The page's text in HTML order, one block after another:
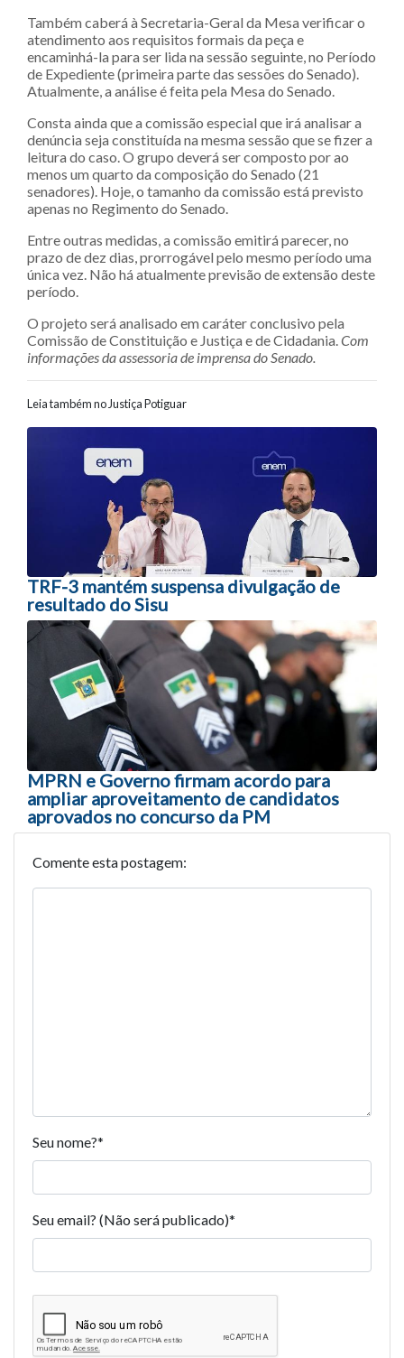
Também caberá à Secretaria-Geral da Mesa verificar o
atendimento aos requisitos formais da peça e
encaminhá-la para ser lida na sessão seguinte, no Período
de Expediente (primeira parte das sessões do Senado).
Atualmente, a análise é feita pela Mesa do Senado.
Consta ainda que a comissão especial que irá analisar a
denúncia seja constituída na mesma sessão que se fizer a
leitura do caso. O grupo deverá ser composto por ao
menos um quarto da composição do Senado (21
senadores). Hoje, o tamanho da comissão está previsto
apenas no Regimento do Senado.
Entre outras medidas, a comissão emitirá parecer, no
prazo de dez dias, prorrogável pelo mesmo período uma
única vez. Não há atualmente previsão de extensão deste
período.
O projeto será analisado em caráter conclusivo pela
Comissão de Constituição e Justiça e de Cidadania.Com
informações da assessoria de imprensa do Senado.
Leia também no Justiça Potiguar
Navegação entre posts
TRF-3 mantém suspensa divulgação de
resultado do Sisu
MPRN e Governo firmam acordo para
ampliar aproveitamento de candidatos
aprovados no concurso da PM
Comente esta postagem:
Seu nome?*
Seu email? (Não será publicado)*